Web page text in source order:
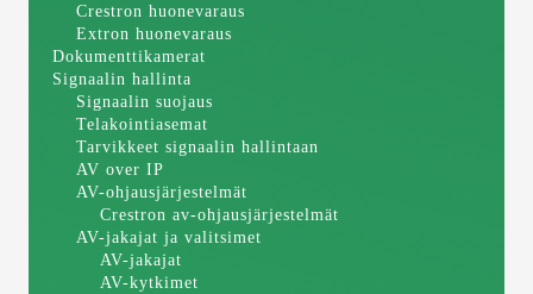
Crestron huonevaraus
Extron huonevaraus
Dokumenttikamerat
Signaalin hallinta
Signaalin suojaus
Telakointiasemat
Tarvikkeet signaalin hallintaan
AV over IP
AV-ohjausjärjestelmät
Crestron av-ohjausjärjestelmät
AV-jakajat ja valitsimet
AV-jakajat
AV-kytkimet